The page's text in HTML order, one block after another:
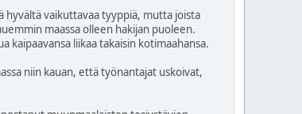
hyvältä vaikuttavaa tyyppiä, mutta joista
maassa olleen hakijan puoleen.
kaipaavansa liikaa takaisin kotimaahansa.
niin kauan, että työnantajat uskoivat,